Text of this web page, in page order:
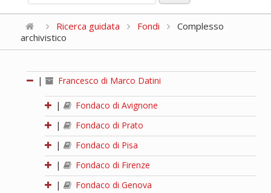
Ricerca guidata Fondi
Complesso
archivistico
| Francesco di Marco Datini
|
Fondaco di Avignone
|
Fondaco di Prato
|
Fondaco di Pisa
|
Fondaco di Firenze
|
Fondaco di Genova